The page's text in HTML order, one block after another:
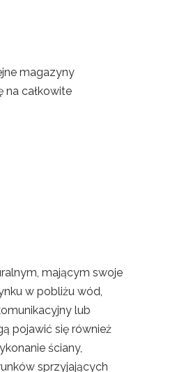
magazyny
na całkowite
mającym swoje
w pobliżu wód,
lub
pojawić się również
ściany,
sprzyjających